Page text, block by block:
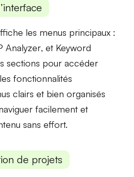
les menus principaux :
Analyzer, et Keyword
sections pour accéder
fonctionnalités
clairs et bien organisés
facilement et
sans effort.
de projets